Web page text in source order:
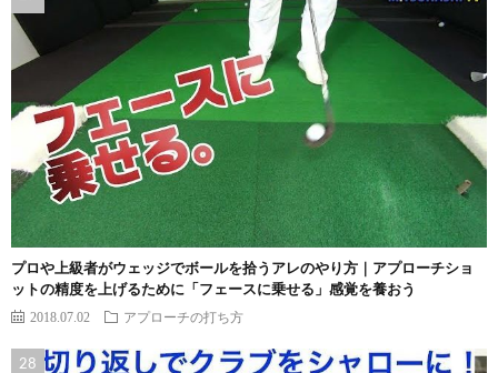
プロや上級者がウェッジでボールを拾うアレのやり方｜アプローチショ
ットの精度を上げるために「フェースに乗せる」感覚を養おう
2018.07.02 アプローチの打ち方